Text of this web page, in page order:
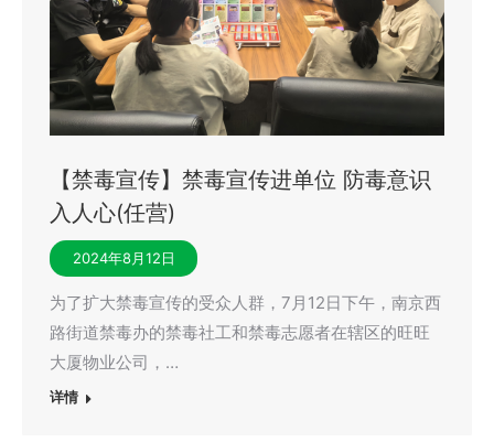
【禁毒宣传】禁毒宣传进单位 防毒意识
入人心(任营)
2024年8月12日
为了扩大禁毒宣传的受众人群，7月12日下午，南京西
路街道禁毒办的禁毒社工和禁毒志愿者在辖区的旺旺
大厦物业公司，…
详情